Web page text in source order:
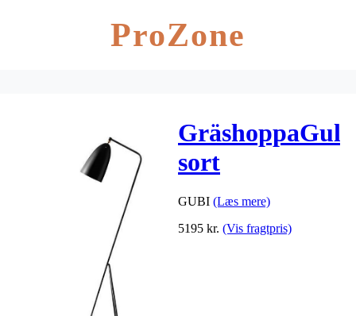
ProZone
sort
GUBI (Læs mere)
5195 kr. (Vis fragtpris)